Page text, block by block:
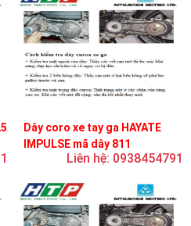
Dây coro xe tay ga HAYATE
IMPULSE mã dây 811
Liên hệ: 0938454791